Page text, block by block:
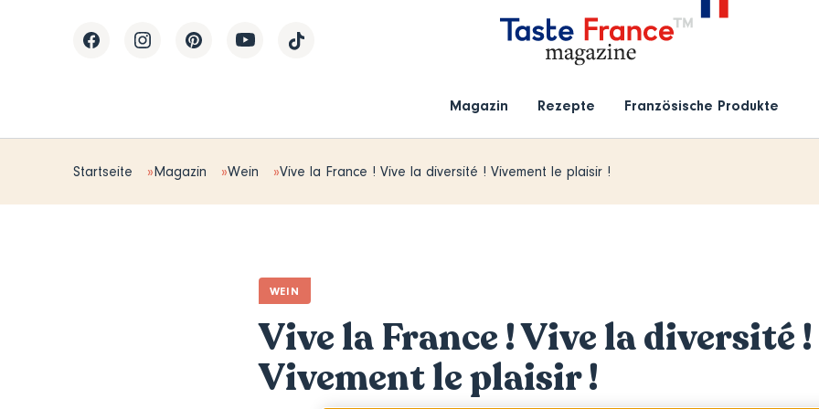
Magazin Rezepte Französische Produkte
Startseite Magazin Wein Vive la France ! Vive la diversité ! Vivement le plaisir !
WEIN
Vive la France ! Vive la diversité !
Vivement le plaisir !